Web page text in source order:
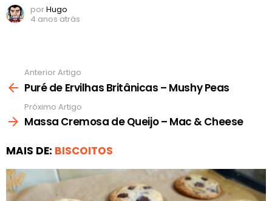
porHugo
4 anos atrás
mais
Anterior Artigo
Puré de Ervilhas Britânicas – Mushy Peas
Próximo Artigo
Massa Cremosa de Queijo – Mac & Cheese
MAIS DE: BISCOITOS